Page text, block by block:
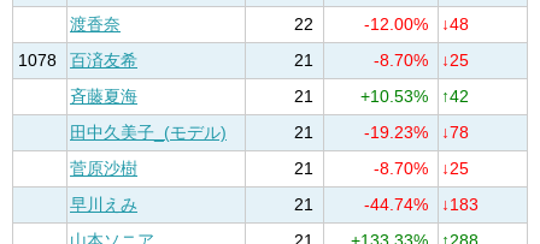
渡香奈
22 -12.00%
↓48
1078
百済友希 21 -8.70%
↓25
斉藤夏海
21 +10.53%
↑42
田中久美子_(モデル)
21 -19.23%
↓78
菅原沙樹
21 -8.70%
↓25
早川えみ
21 -44.74%
↓183